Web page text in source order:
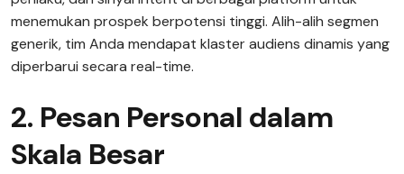
menemukan prospek berpotensi tinggi. Alih-alih segmen
generik, tim Anda mendapat klaster audiens dinamis yang
diperbarui secara real-time.
2. Pesan Personal dalam
Skala Besar